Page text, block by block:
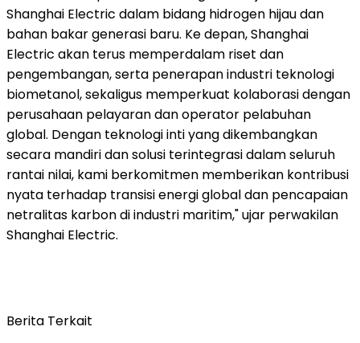
Shanghai Electric dalam bidang hidrogen hijau dan
bahan bakar generasi baru. Ke depan, Shanghai
Electric akan terus memperdalam riset dan
pengembangan, serta penerapan industri teknologi
biometanol, sekaligus memperkuat kolaborasi dengan
perusahaan pelayaran dan operator pelabuhan
global. Dengan teknologi inti yang dikembangkan
secara mandiri dan solusi terintegrasi dalam seluruh
rantai nilai, kami berkomitmen memberikan kontribusi
nyata terhadap transisi energi global dan pencapaian
netralitas karbon di industri maritim," ujar perwakilan
Shanghai Electric.
Berita Terkait